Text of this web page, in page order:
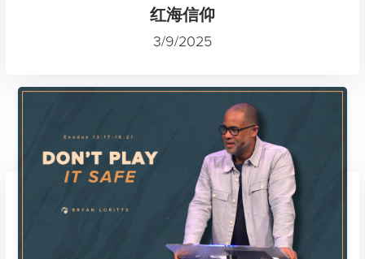
红海信仰
3/9/2025